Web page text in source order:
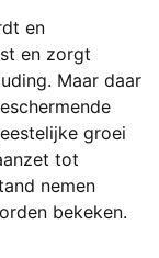
en
en zorgt
Maar daar
groei
tot
nemen
bekeken.